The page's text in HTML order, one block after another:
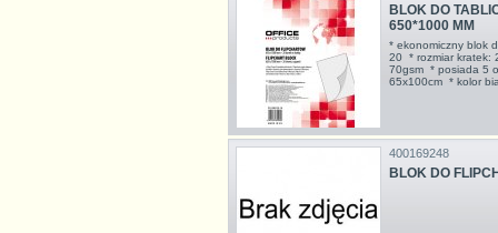
BLOK DO
650*1000 MM
* ekonomiczny blok
20 * rozmiar kratek:
70gsm * posiada 5
65x100cm * kolor
400169248
BLOK DO